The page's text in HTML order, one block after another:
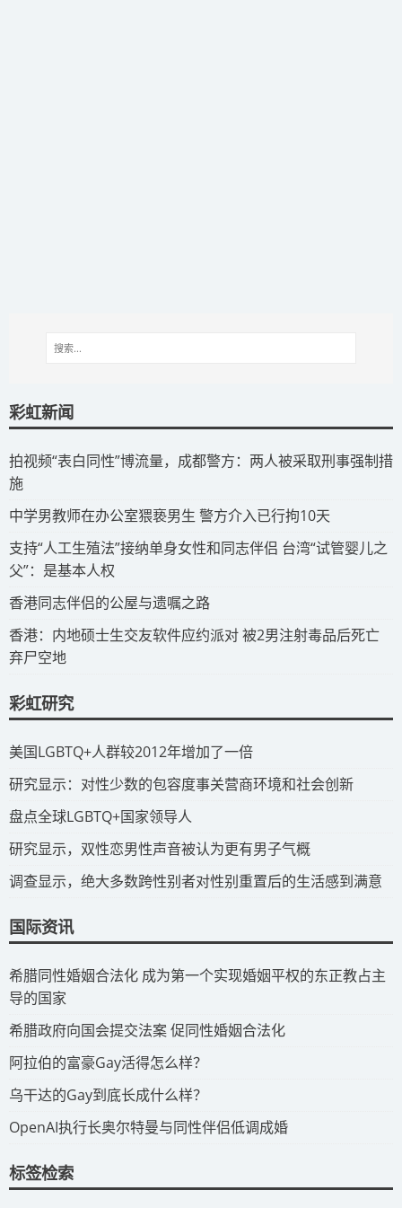
彩虹新闻
拍视频“表白同性”博流量，成都警方：两人被采取刑事强制措
施
​中学男教师在办公室猥亵男生 警方介入已行拘10天
​支持“人工生殖法”接纳单身女性和同志伴侣 台湾“试管婴儿之
父”：是基本人权
​香港同志伴侣的公屋与遗嘱之路
​香港：内地硕士生交友软件应约派对 被2男注射毒品后死亡
弃尸空地
彩虹研究
​美国LGBTQ+人群较2012年增加了一倍
​研究显示：对性少数的包容度事关营商环境和社会创新
​盘点全球LGBTQ+国家领导人
研究显示，双性恋男性声音被认为更有男子气概
调查显示，绝大多数跨性别者对性别重置后的生活感到满意
国际资讯
​希腊同性婚姻合法化 成为第一个实现婚姻平权的东正教占主
导的国家
​希腊政府向国会提交法案 促同性婚姻合法化
​阿拉伯的富豪Gay活得怎么样？
​乌干达的Gay到底长成什么样？
​OpenAI执行长奥尔特曼与同性伴侣低调成婚
标签检索